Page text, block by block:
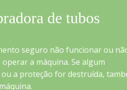
de tubos
seguro não funcionar ou
a máquina. Se algum
a proteção for destruída,